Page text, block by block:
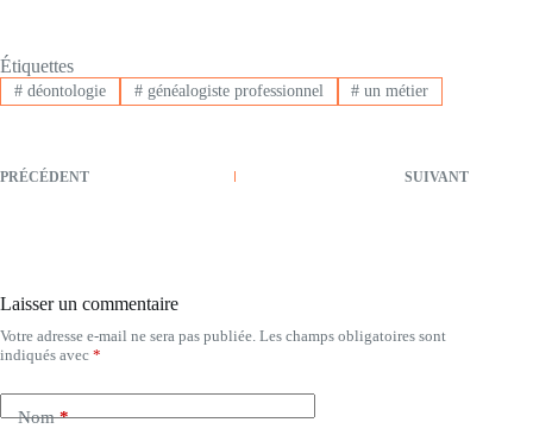
Étiquettes
#déontologie #généalogiste professionnel # un métier
PRÉCÉDENT SUIVANT
Laisser un commentaire
Votre adresse e-mail ne sera pas publiée. Les champs obligatoires sont
indiqués avec *
Nom*